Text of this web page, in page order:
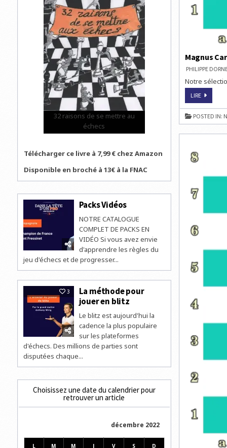
Magnus
PHILIPPE
Notre
LIREMAGNUS
LES
DE
POSTED IN:
32 raisons de se mettre au
échecs
Télécharger ce livre à 7,99 € chez Amazon
Disponible en broché à 13€ à la FNAC
Packs Vidéos
NOTRE CATALOGUE
COMPLET DE PACKS EN
VIDÉO Si vous avez envie
d'apprendre les règles du
jeu d'échecs et de progresser...
3
La méthode pour
jouer en blitz
Le blitz est aujourd'hui la
cadence la plus populaire
sur les plateformes
d'échecs. Des millions de parties sont
disputées chaque...
Choisissez une date du calendrier pour
retrouver un article
décembre 2022
L M M J V S D